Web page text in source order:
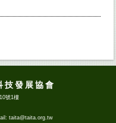
技發展協會
號1樓
taita@taita.org.tw